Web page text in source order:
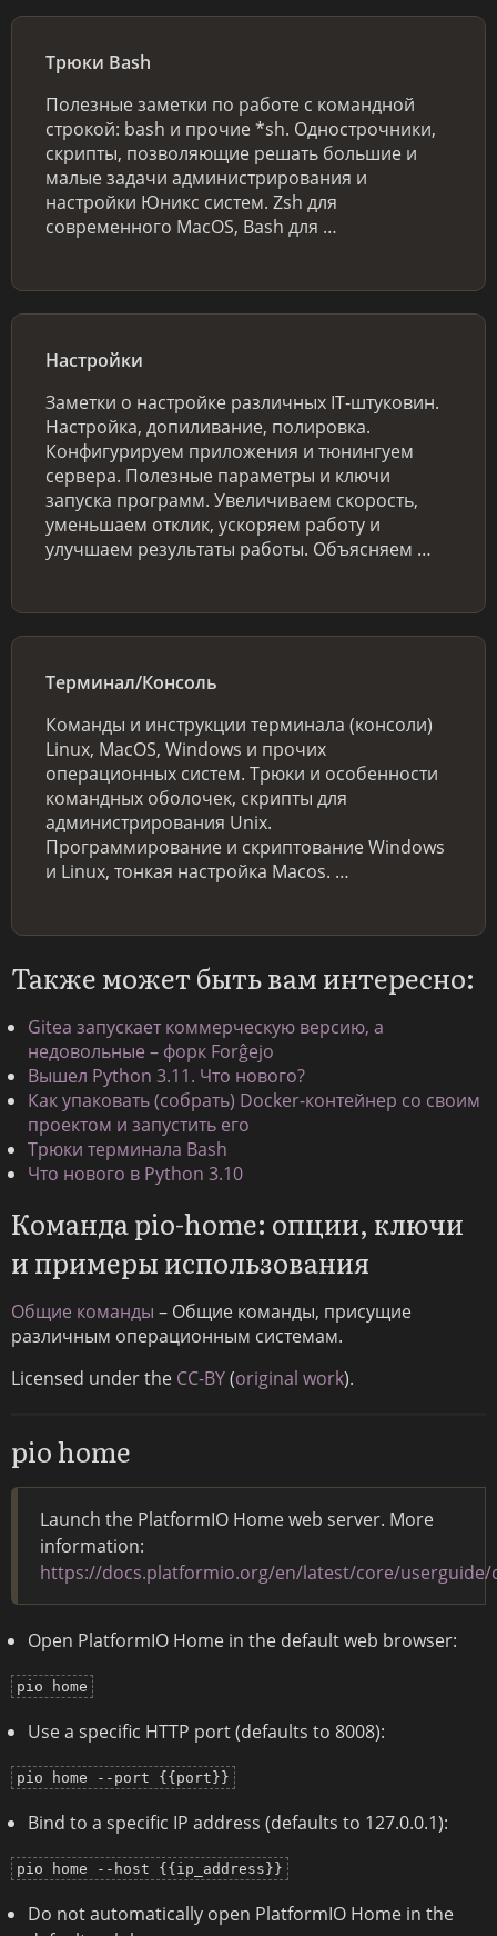
Трюки Bash
Полезные заметки по работе с командной
строкой: bash и прочие *sh. Однострочники,
скрипты, позволяющие решать большие и
малые задачи администрирования и
настройки Юникс систем. Zsh для
современного MacOS, Bash для …
Настройки
Заметки о настройке различных IT-штуковин.
Настройка, допиливание, полировка.
Конфигурируем приложения и тюнингуем
сервера. Полезные параметры и ключи
запуска программ. Увеличиваем скорость,
уменьшаем отклик, ускоряем работу и
улучшаем результаты работы. Объясняем …
Терминал/Консоль
Команды и инструкции терминала (консоли)
Linux, MacOS, Windows и прочих
операционных систем. Трюки и особенности
командных оболочек, скрипты для
администрирования Unix.
Программирование и скриптование Windows
и Linux, тонкая настройка Macos. …
Также может быть вам интересно:
Gitea запускает коммерческую версию, а
недовольные – форк Forĝejo
Вышел Python 3.11. Что нового?
Как упаковать (собрать) Docker-контейнер со своим
проектом и запустить его
Трюки терминала Bash
Что нового в Python 3.10
Команда pio-home: опции, ключи
и примеры использования
Общие команды – Общие команды, присущие
различным операционным системам.
Licensed under the CC-BY(original work).
pio home
Launch the PlatformIO Home web server. More
information:
https://docs.platformio.org/en/latest/core/userguide/
Open PlatformIO Home in the default web browser:
pio home
Use a specific HTTP port (defaults to 8008):
pio home --port {{port}}
Bind to a specific IP address (defaults to 127.0.0.1):
pio home --host {{ip_address}}
Do not automatically open PlatformIO Home in the